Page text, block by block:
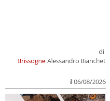
Brissogne
di
Alessandro Bianchet
il 06/08/2026